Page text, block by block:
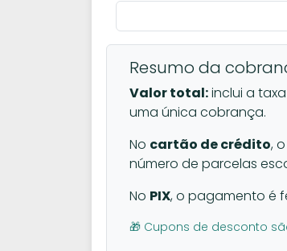
Resumo da
Valor total:inclui a
uma única cobrança.
No cartão de crédito,
número de parcelas
No PIX, o pagamento é
🎁 Cupons de desconto